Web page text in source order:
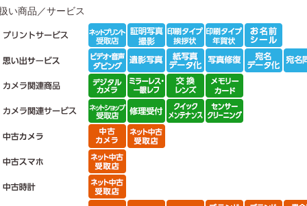
い商品／サービス